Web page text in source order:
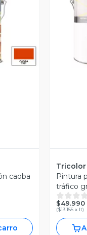
caoba
Tricolor
Pintura
tráfico
$49.990
($13.155 x lt)